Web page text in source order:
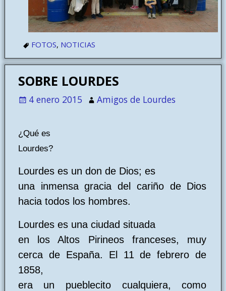
FOTOS, NOTICIAS
SOBRE LOURDES
4 enero 2015 Amigos de Lourdes
¿Qué es
Lourdes?
Lourdes es un don de Dios; es
una inmensa gracia del cariño de Dios
hacia todos los hombres.
Lourdes es una ciudad situada
en los Altos Pirineos franceses, muy
cerca de España. El 11 de febrero de
1858,
era un pueblecito cualquiera, como